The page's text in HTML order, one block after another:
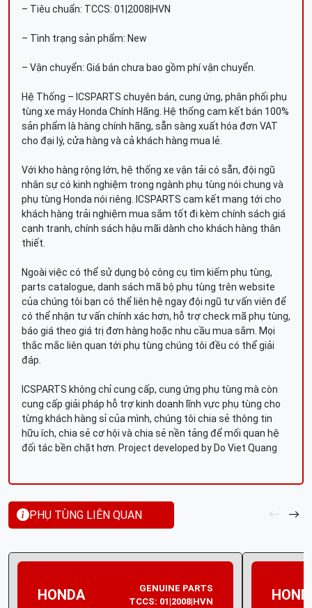
– Tiêu chuẩn: TCCS: 01|2008|HVN
– Tình trạng sản phẩm: New
– Vận chuyển: Giá bán chưa bao gồm phí vận chuyển.
Hệ Thống – ICSPARTS chuyên bán, cung ứng, phân phối phụ
tùng xe máy Honda Chính Hãng. Hệ thống cam kết bán 100%
sản phẩm là hàng chính hãng, sẵn sàng xuất hóa đơn VAT
cho đại lý, cửa hàng và cả khách hàng mua lẻ.
Với kho hàng rộng lớn, hệ thống xe vận tải có sẵn, đội ngũ
nhân sự có kinh nghiệm trong ngành phụ tùng nói chung và
phụ tùng Honda nói riêng. ICSPARTS cam kết mang tới cho
khách hàng trải nghiệm mua sắm tốt đi kèm chính sách giá
cạnh tranh, chính sách hậu mãi dành cho khách hàng thân
thiết.
Ngoài việc có thể sử dụng bộ công cụ tìm kiếm phụ tùng,
parts catalogue, danh sách mã bộ phụ tùng trên website
của chúng tôi bạn có thể liên hệ ngay đội ngũ tư vấn viên để
có thể nhận tư vấn chính xác hơn, hỗ trợ check mã phụ tùng,
báo giá theo giá trị đơn hàng hoặc nhu cầu mua sắm. Mọi
thắc mắc liên quan tới phụ tùng chúng tôi đều có thể giải
đáp.
ICSPARTS không chỉ cung cấp, cung ứng phụ tùng mà còn
cung cấp giải pháp hỗ trợ kinh doanh lĩnh vực phụ tùng cho
từng khách hàng sỉ của mình, chúng tôi chia sẻ thông tin
hữu ích, chia sẻ cơ hội và chia sẻ nền tảng để mối quan hệ
đối tác bền chặt hơn. Project developed by Do Viet Quang
PHỤ TÙNG LIÊN QUAN
HONDA
GENUINE PARTS
TCCS: 01|2008|HVN